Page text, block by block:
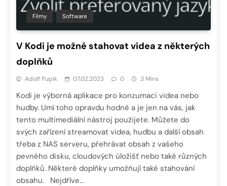
Filmy Software
V Kodi je možné stahovat videa z některých
doplňků
Adolf Pupík 07.02.2023 0 3 Mins
Kodi je výborná aplikace pro konzumaci videa nebo
hudby. Umí toho opravdu hodně a je jen na vás, jak
tento multimediální nástroj použijete. Můžete do
svých zařízení streamovat videa, hudbu a další obsah
třeba z NAS serveru, přehrávat obsah z vašeho
pevného disku, cloudových úložišť nebo také různých
doplňků. Některé doplňky umožňují také stahování
obsahu. Nejdříve…